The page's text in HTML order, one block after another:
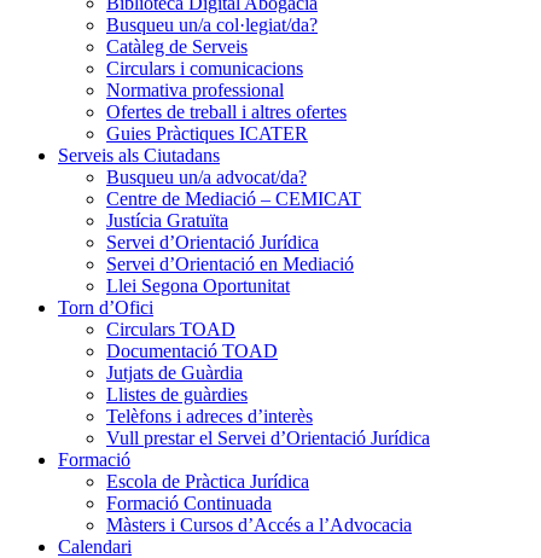
Busqueu un/a col·legiat/da?
Catàleg de Serveis
Circulars i comunicacions
Normativa professional
Ofertes de treball i altres ofertes
Guies Pràctiques ICATER
Serveis als Ciutadans
Busqueu un/a advocat/da?
Centre de Mediació – CEMICAT
Justícia Gratuïta
Servei d’Orientació Jurídica
Servei d’Orientació en Mediació
Llei Segona Oportunitat
Torn d’Ofici
Circulars TOAD
Documentació TOAD
Jutjats de Guàrdia
Llistes de guàrdies
Telèfons i adreces d’interès
Vull prestar el Servei d’Orientació Jurídica
Formació
Escola de Pràctica Jurídica
Formació Continuada
Màsters i Cursos d’Accés a l’Advocacia
Calendari